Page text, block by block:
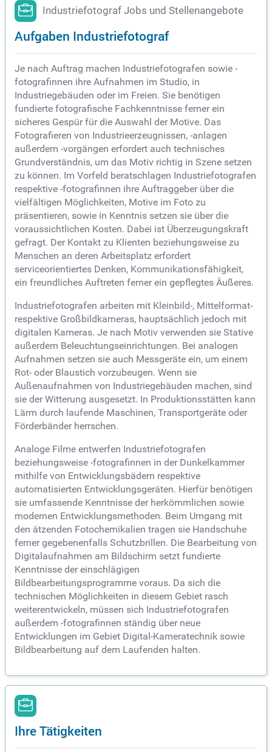
Industriefotograf Jobs und Stellenangebote
Aufgaben Industriefotograf
Je nach Auftrag machen Industriefotografen sowie -
fotografinnen ihre Aufnahmen im Studio, in
Industriegebäuden oder im Freien. Sie benötigen
fundierte fotografische Fachkenntnisse ferner ein
sicheres Gespür für die Auswahl der Motive. Das
Fotografieren von Industrieerzeugnissen, -anlagen
außerdem -vorgängen erfordert auch technisches
Grundverständnis, um das Motiv richtig in Szene setzen
zu können. Im Vorfeld beratschlagen Industriefotografen
respektive -fotografinnen ihre Auftraggeber über die
vielfältigen Möglichkeiten, Motive im Foto zu
präsentieren, sowie in Kenntnis setzen sie über die
voraussichtlichen Kosten. Dabei ist Überzeugungskraft
gefragt. Der Kontakt zu Klienten beziehungsweise zu
Menschen an deren Arbeitsplatz erfordert
serviceorientiertes Denken, Kommunikationsfähigkeit,
ein freundliches Auftreten ferner ein gepflegtes Äußeres.
Industriefotografen arbeiten mit Kleinbild-, Mittelformat-
respektive Großbildkameras, hauptsächlich jedoch mit
digitalen Kameras. Je nach Motiv verwenden sie Stative
außerdem Beleuchtungseinrichtungen. Bei analogen
Aufnahmen setzen sie auch Messgeräte ein, um einem
Rot- oder Blaustich vorzubeugen. Wenn sie
Außenaufnahmen von Industriegebäuden machen, sind
sie der Witterung ausgesetzt. In Produktionsstätten kann
Lärm durch laufende Maschinen, Transportgeräte oder
Förderbänder herrschen.
Analoge Filme entwerfen Industriefotografen
beziehungsweise -fotografinnen in der Dunkelkammer
mithilfe von Entwicklungsbädern respektive
automatisierten Entwicklungsgeräten. Hierfür benötigen
sie umfassende Kenntnisse der herkömmlichen sowie
modernen Entwicklungsmethoden. Beim Umgang mit
den ätzenden Fotochemikalien tragen sie Handschuhe
ferner gegebenenfalls Schutzbrillen. Die Bearbeitung von
Digitalaufnahmen am Bildschirm setzt fundierte
Kenntnisse der einschlägigen
Bildbearbeitungsprogramme voraus. Da sich die
technischen Möglichkeiten in diesem Gebiet rasch
weiterentwickeln, müssen sich Industriefotografen
außerdem -fotografinnen ständig über neue
Entwicklungen im Gebiet Digital-Kameratechnik sowie
Bildbearbeitung auf dem Laufenden halten.
Ihre Tätigkeiten